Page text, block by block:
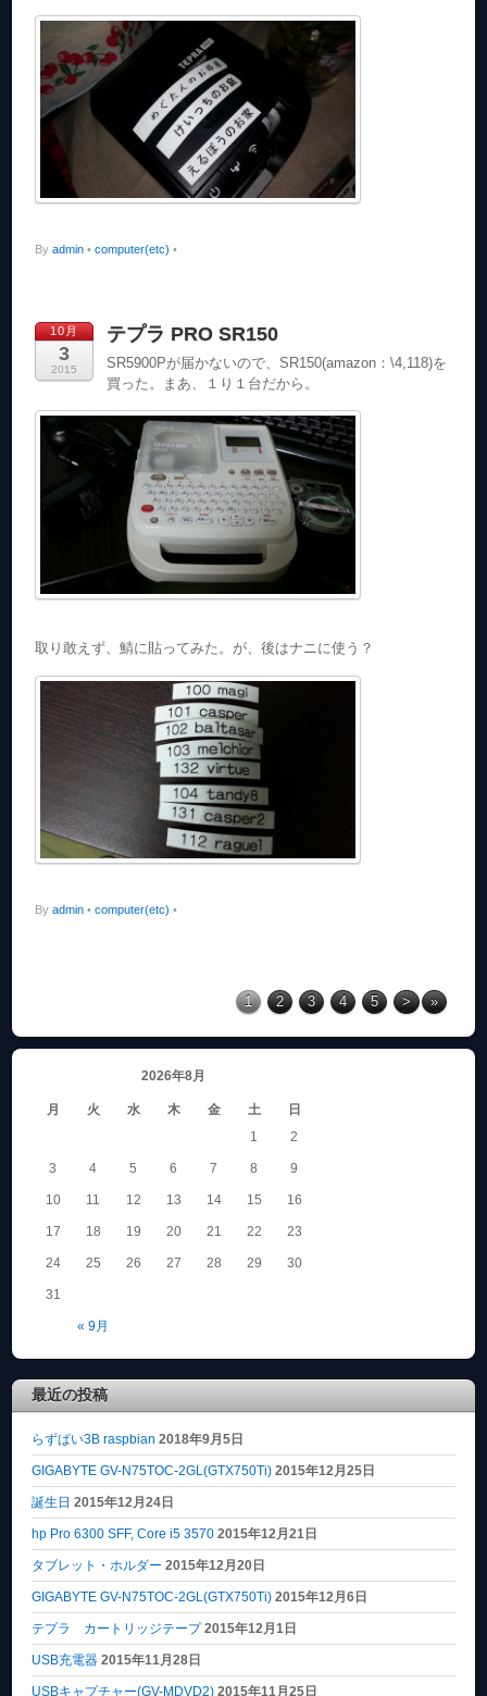
Byadmin • computer(etc) •
10月
3
2015
テプラ PRO SR150
SR5900Pが届かないので、SR150(amazon：\4,118)を
買った。まあ、１り１台だから。
取り敢えず、鯖に貼ってみた。が、後はナニに使う？
Byadmin • computer(etc) •
1 2 3 4 5 > »
2026年8月
月 火 水 木 金 土 日
« 9月
1 2
3 4 5 6 7 8 9
10 11 12 13 14 15 16
17 18 19 20 21 22 23
24 25 26 27 28 29 30
31
最近の投稿
らずぱい3B raspbian 2018年9月5日
GIGABYTE GV-N75TOC-2GL(GTX750Ti) 2015年12月25日
誕生日 2015年12月24日
hp Pro 6300 SFF, Core i5 3570 2015年12月21日
タブレット・ホルダー 2015年12月20日
GIGABYTE GV-N75TOC-2GL(GTX750Ti) 2015年12月6日
テプラ カートリッジテープ 2015年12月1日
USB充電器 2015年11月28日
USBキャプチャー(GV-MDVD2) 2015年11月25日